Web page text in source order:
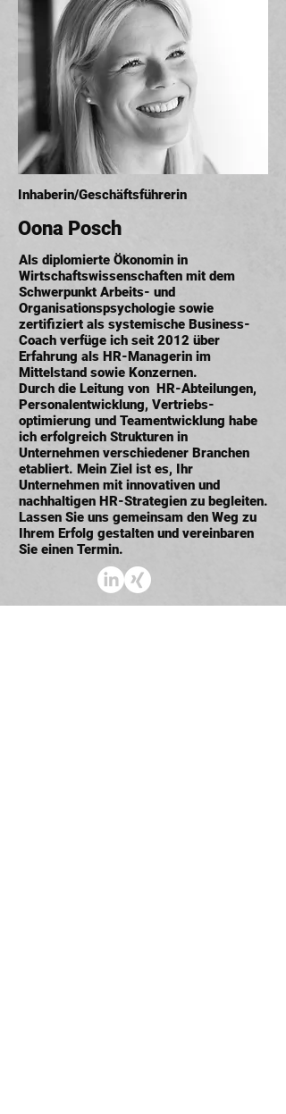
Inhaberin/Geschäftsführerin
Oona Posch
Als diplomierte Ökonomin in
Wirtschaftswissenschaften mit dem
Schwerpunkt Arbeits- und
Organisationspsychologie sowie
zertifiziert als systemische Business-
Coach verfüge ich seit 2012 über
Erfahrung als HR-Managerin im
Mittelstand sowie Konzernen.
Durch die Leitung von HR-Abteilungen,
Personalentwicklung, Vertriebs-
optimierung und Teamentwicklung habe
ich erfolgreich Strukturen in
Unternehmen verschiedener Branchen
etabliert. Mein Ziel ist es, Ihr
Unternehmen mit innovativen und
nachhaltigen HR-Strategien zu begleiten.
Lassen Sie uns gemeinsam den Weg zu
Ihrem Erfolg gestalten und vereinbaren
Sie einen Termin.